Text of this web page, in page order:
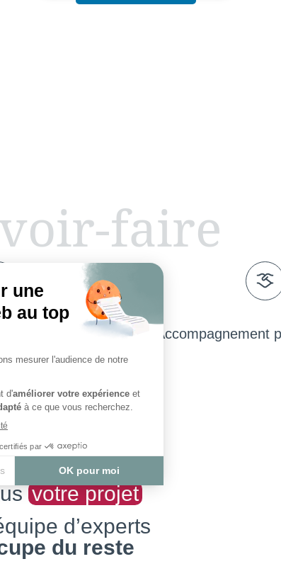
faire
Stratifié et Vinyle Accompagnement
votre projet
d’experts
du reste